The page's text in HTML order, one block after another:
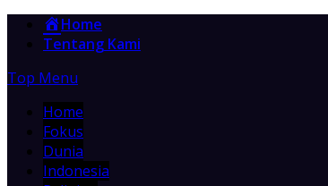
Home
Tentang Kami
Top Menu
Home
Fokus
Dunia
Indonesia